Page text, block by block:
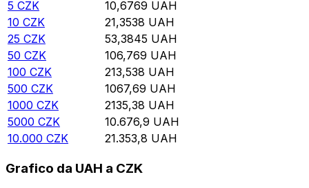
5 CZK 10,6769 UAH
10 CZK 21,3538 UAH
25 CZK 53,3845 UAH
50 CZK 106,769 UAH
100 CZK 213,538 UAH
500 CZK 1067,69 UAH
1000 CZK 2135,38 UAH
5000 CZK 10.676,9 UAH
10.000 CZK 21.353,8 UAH
Grafico da UAH a CZK